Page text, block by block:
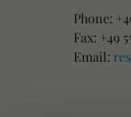
Phone:
Fax: +49
Email: